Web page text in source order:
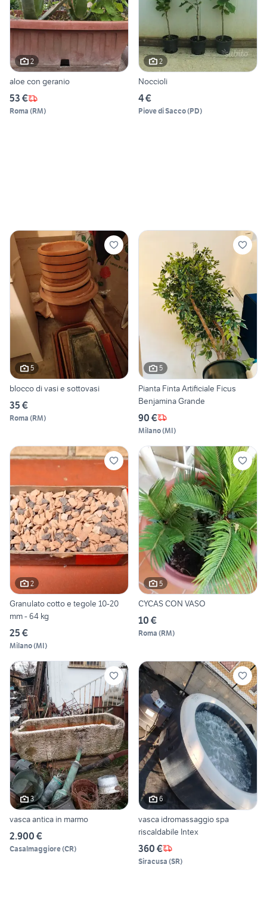
2
aloe con geranio
53 €
Roma (RM)
2
Noccioli
4 €
Piove di Sacco(PD)
5
blocco di vasi e sottovasi
35 €
Roma (RM)
5
Pianta Finta Artificiale Ficus
Benjamina Grande
90 €
Milano(MI)
2
Granulato cotto e tegole 10-20
mm - 64 kg
25 €
Milano(MI)
5
CYCAS CON VASO
10 €
Roma (RM)
3
vasca antica in marmo
2.900 €
Casalmaggiore(CR)
6
vasca idromassaggio spa
riscaldabile Intex
360 €
Siracusa (SR)